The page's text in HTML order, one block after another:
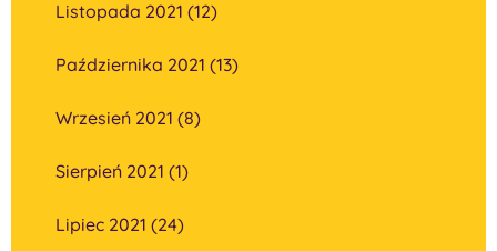
Listopada 2021 (12)
Października 2021 (13)
Wrzesień 2021 (8)
Sierpień 2021 (1)
Lipiec 2021 (24)